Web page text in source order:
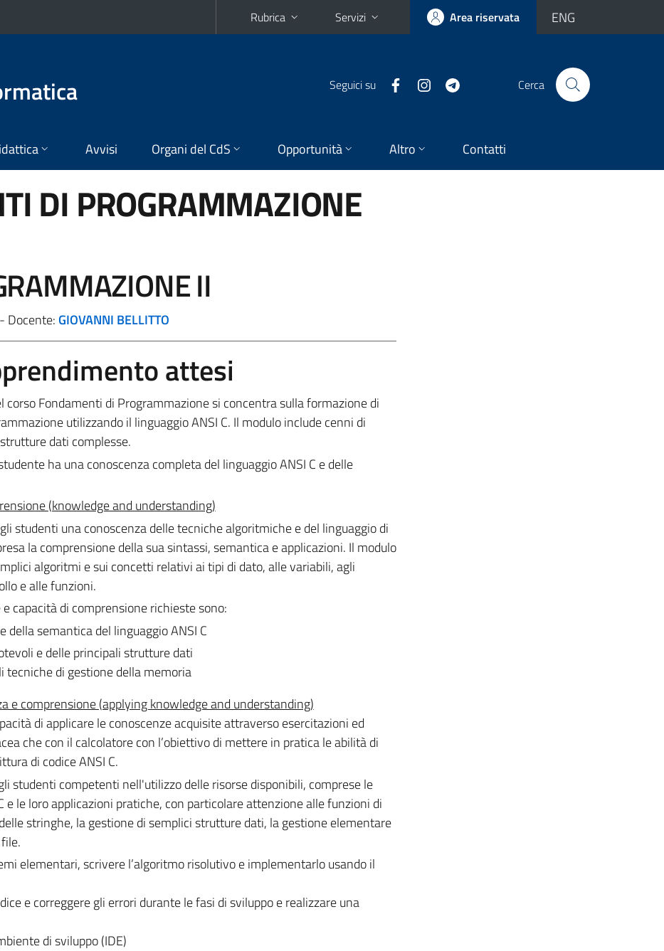
Rubrica Servizi Area riservata ENG
Seguici su Cerca
Avvisi Organi del CdS Opportunità Altro Contatti
DI PROGRAMMAZIONE
II
Docente: GIOVANNI BELLITTO
attesi
corso Fondamenti di Programmazione si concentra sulla formazione di
utilizzando il linguaggio ANSI C. Il modulo include cenni di
dati complesse.
ha una conoscenza completa del linguaggio ANSI C e delle
(knowledge and understanding)
studenti una conoscenza delle tecniche algoritmiche e del linguaggio di
la comprensione della sua sintassi, semantica e applicazioni. Il modulo
algoritmi e sui concetti relativi ai tipi di dato, alle variabili, agli
e alle funzioni.
capacità di comprensione richieste sono:
della semantica del linguaggio ANSI C
e delle principali strutture dati
tecniche di gestione della memoria
e comprensione (applying knowledge and understanding)
di applicare le conoscenze acquisite attraverso esercitazioni ed
che con il calcolatore con l’obiettivo di mettere in pratica le abilità di
di codice ANSI C.
studenti competenti nell'utilizzo delle risorse disponibili, comprese le
e le loro applicazioni pratiche, con particolare attenzione alle funzioni di
stringhe, la gestione di semplici strutture dati, la gestione elementare
elementari, scrivere l’algoritmo risolutivo e implementarlo usando il
e correggere gli errori durante le fasi di sviluppo e realizzare una
di sviluppo (IDE)